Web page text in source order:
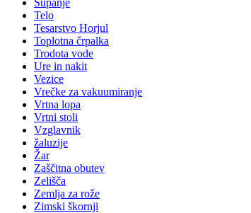
Telo
Tesarstvo Horjul
Toplotna črpalka
Trodota vode
Ure in nakit
Vezice
Vrečke za vakuumiranje
Vrtna lopa
Vrtni stoli
Vzglavnik
žaluzije
Žar
Zaščitna obutev
Zelišča
Zemlja za rože
Zimski škornji